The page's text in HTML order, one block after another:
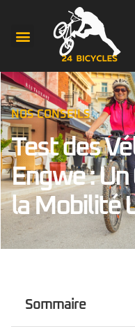
NOS CONSEILS
Test des
Engwe :
la Mobilité
Sommaire